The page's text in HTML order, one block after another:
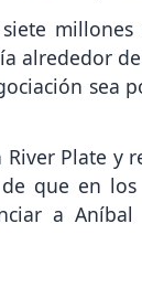
alrededor
sea
Plate y
que en los
a